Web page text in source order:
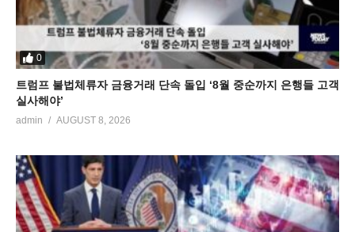
0
트럼프 불법체류자 금융거래 단속 돌입 ‘8월 중순까지 은행들 고객
실사해야’
admin AUGUST 8, 2026